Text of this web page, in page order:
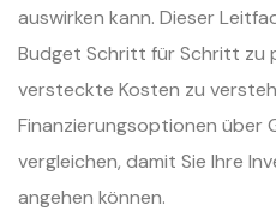
auswirken kann. Dieser
Budget Schritt für Schritt zu
versteckte Kosten zu
Finanzierungsoptionen über
vergleichen, damit Sie Ihre
angehen können.